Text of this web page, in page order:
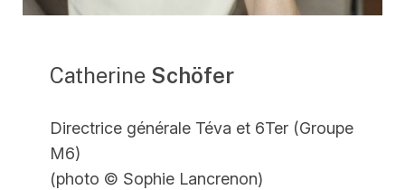
Catherine Schöfer
Directrice générale Téva et 6Ter (Groupe
M6)
(photo © Sophie Lancrenon)